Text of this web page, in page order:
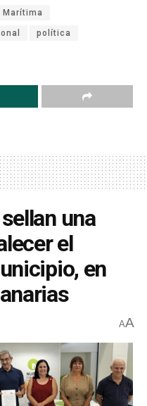
Marítima
política
una
el
en
AA